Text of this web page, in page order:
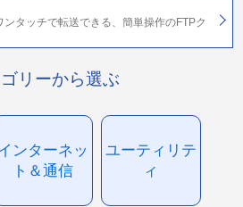
タッチで転送できる、簡単操作のFTPク
リーから選ぶ
ンターネッ
ト＆通信
ユーティリテ
ィ